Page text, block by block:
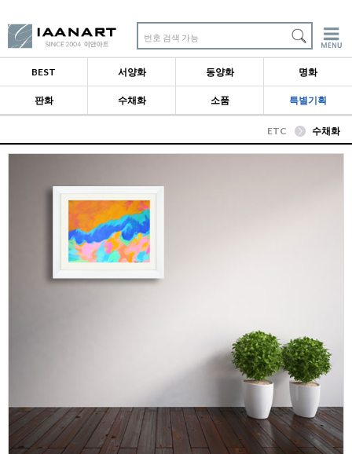
번호 검색 가능
BEST 서양화 동양화 명화
판화 수채화 소품 특별기획
ETC 수채화